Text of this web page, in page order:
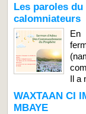
Les paroles
calomniateurs
En
Il a
WAXTAAN CI
MBAYE